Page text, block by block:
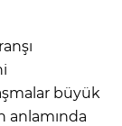
büyük
anlamında